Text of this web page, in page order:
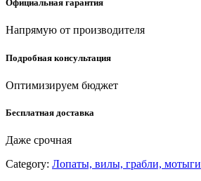
сорт,
совковая
(39577)
Официальная гарантия
Напрямую от производителя
Подробная консультация
Оптимизируем бюджет
Бесплатная доставка
Даже срочная
Category: Лопаты, вилы, грабли, мотыги